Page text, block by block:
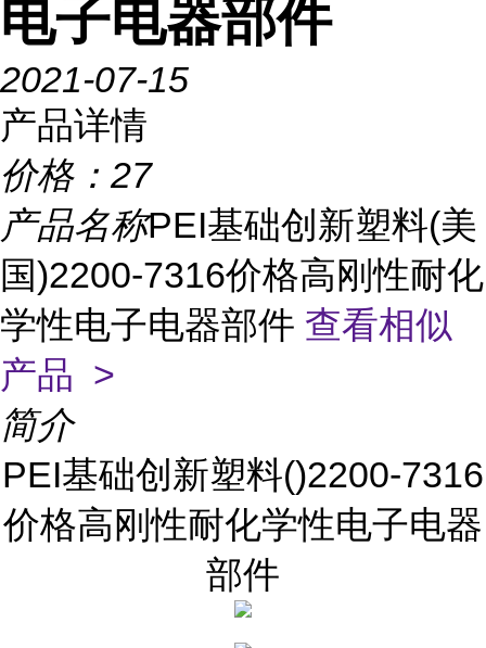
电子电器部件
2021-07-15
产品详情
价格： 27
产品名称PEI基础创新塑料(美
国)2200-7316价格高刚性耐化
学性电子电器部件 查看相似
产品 >
简介
PEI基础创新塑料()2200-7316
价格高刚性耐化学性电子电器
部件